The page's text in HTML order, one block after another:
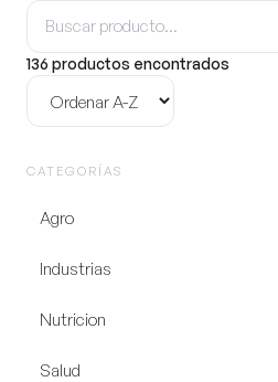
Buscar
producto
136 productos encontrados
Ordenar
CATEGORÍAS
Agro
Industrias
Nutricion
Salud